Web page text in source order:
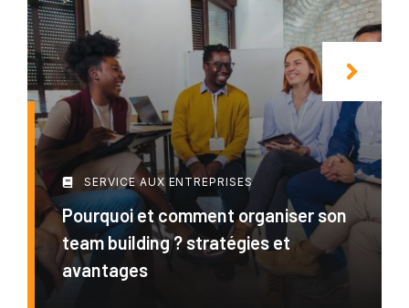
SERVICE AUX ENTREPRISES
Pourquoi et comment organiser son
team building ? stratégies et
avantages